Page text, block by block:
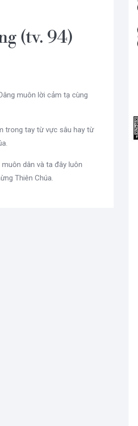
(tv. 94)
muôn lời cảm tạ cùng
trong tay từ vực sâu hay từ
dân và ta đây luôn
Thiên Chúa.